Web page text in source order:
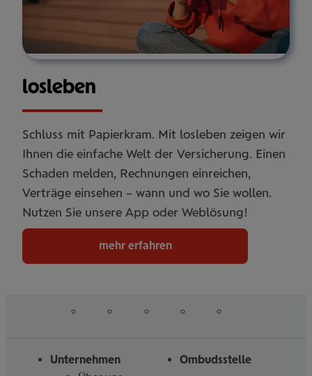
los­le­ben
Schluss mit Papierkram. Mit losleben zeigen wir
Ihnen die einfache Welt der Versicherung. Einen
Schaden melden, Rechnungen einreichen,
Verträge einsehen – wann und wo Sie wollen.
Nutzen Sie unsere App oder Weblösung!
mehr erfahren
Unternehmen
Ombudsstelle
uns